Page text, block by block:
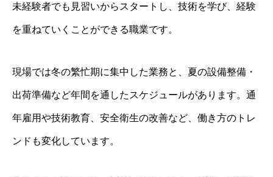
未経験者でも見習いからスタートし、技術を学び、経験
を重ねていくことができる職業です。
現場では冬の繁忙期に集中した業務と、夏の設備整備・
出荷準備など年間を通したスケジュールがあります。通
年雇用や技術教育、安全衛生の改善など、働き方のトレ
ンドも変化しています。